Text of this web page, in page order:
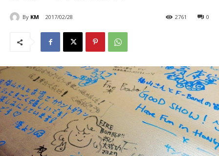
By KM 2017/02/28 0
2761